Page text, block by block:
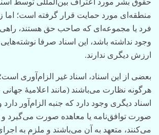
منطقه‌ای مورد حمایت قرار گرفته است؛ اما
فرد یا مجموعه‌ای که صاحب حق هستند، راهی
وجود نداشته باشد، این اسناد صرفا
ارزش دیگری ندارند.
بعضی از این اسناد، اسناد غیر الزام‌آوری
هرگونه نظارت می‌باشند (مانند اعلامیۀ
اسناد دیگری وجود دارد که جنبه الزام‌آور دارد
صورت توافق‌نامه یا معاهده صورت می‌گیرد و
می‌کنند، متعهد به آن می‌باشند و ملزم به